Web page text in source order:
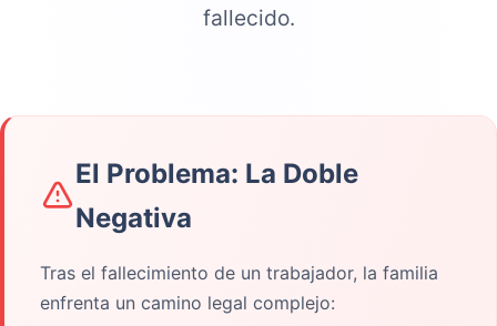
fallecido.
El Problema: La Doble
Negativa
Tras el fallecimiento de un trabajador, la familia
enfrenta un camino legal complejo: